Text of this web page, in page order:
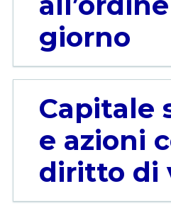
giorno
Capitale
e azioni
diritto di